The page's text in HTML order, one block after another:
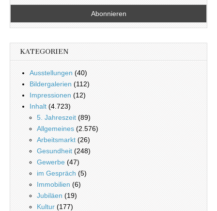
KATEGORIEN
Ausstellungen (40)
Bildergalerien (112)
Impressionen (12)
Inhalt (4.723)
5. Jahreszeit (89)
Allgemeines (2.576)
Arbeitsmarkt (26)
Gesundheit (248)
Gewerbe (47)
im Gespräch (5)
Immobilien (6)
Jubiläen (19)
Kultur (177)